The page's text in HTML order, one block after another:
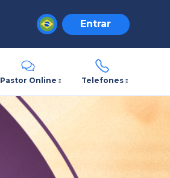
Entrar
Pastor Online Telefones